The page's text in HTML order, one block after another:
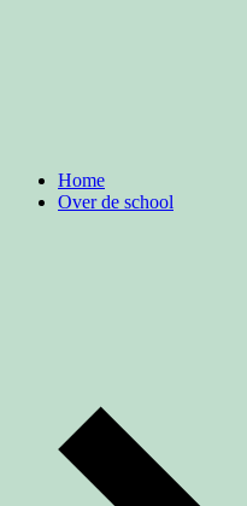
Home
Over de school